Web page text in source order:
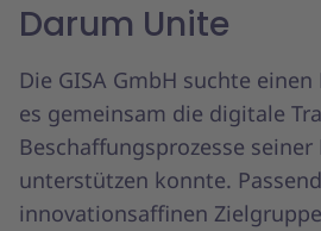
Darum Unite
Die GISA GmbH suchte
es gemeinsam die digitale
Beschaffungsprozesse seiner
unterstützen konnte.
innovationsaffinen